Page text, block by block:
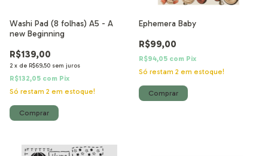
Washi Pad (8 folhas) A5 - A
new Beginning
R$139,00
2 x de R$69,50 sem juros
R$132,05 com Pix
Só restam 2 em estoque!
Ephemera Baby
R$99,00
R$94,05 com Pix
Só restam 2 em estoque!